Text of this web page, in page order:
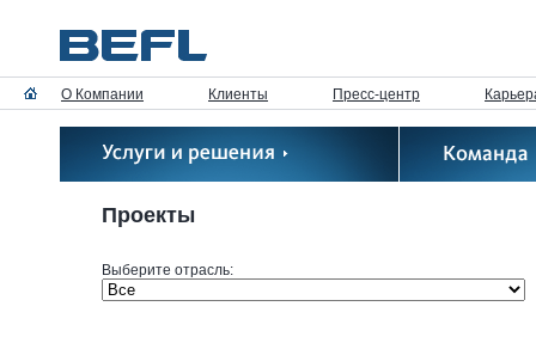
О Компании Клиенты Пресс-центр
Проекты
Выберите отрасль: